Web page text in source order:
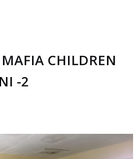
CHILDREN
-2